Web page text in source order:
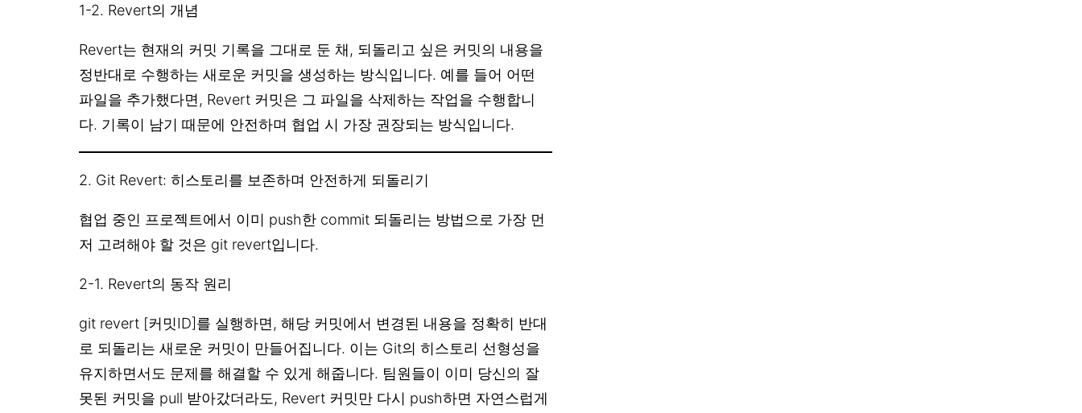
1-2. Revert의 개념
Revert는 현재의 커밋 기록을 그대로 둔 채, 되돌리고 싶은 커밋의 내용을
정반대로 수행하는 새로운 커밋을 생성하는 방식입니다. 예를 들어 어떤
파일을 추가했다면, Revert 커밋은 그 파일을 삭제하는 작업을 수행합니
다. 기록이 남기 때문에 안전하며 협업 시 가장 권장되는 방식입니다.
2. Git Revert: 히스토리를 보존하며 안전하게 되돌리기
협업 중인 프로젝트에서 이미 push한 commit 되돌리는 방법으로 가장 먼
저 고려해야 할 것은 git revert입니다.
2-1. Revert의 동작 원리
git revert [커밋ID]를 실행하면, 해당 커밋에서 변경된 내용을 정확히 반대
로 되돌리는 새로운 커밋이 만들어집니다. 이는 Git의 히스토리 선형성을
유지하면서도 문제를 해결할 수 있게 해줍니다. 팀원들이 이미 당신의 잘
못된 커밋을 pull 받아갔더라도, Revert 커밋만 다시 push하면 자연스럽게